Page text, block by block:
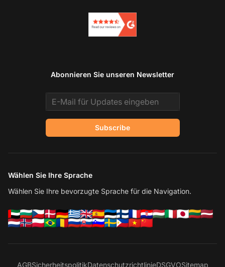
Abonnieren Sie unseren Newsletter
Email address
Subscribe
Wählen Sie Ihre Sprache
Wählen Sie Ihre bevorzugte Sprache für die Navigation.
AGBSicherheitspolitikDatenschutzrichtlinieDSGVOSitemap